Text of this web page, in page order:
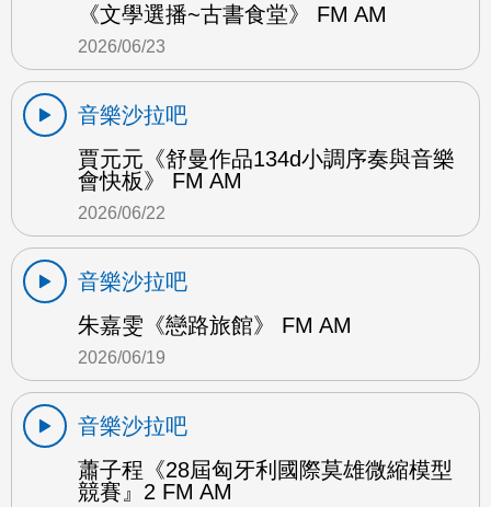
《文學選播~古書食堂》 FM AM
2026/06/23
音樂沙拉吧
賈元元《舒曼作品134d小調序奏與音樂
會快板》 FM AM
2026/06/22
音樂沙拉吧
朱嘉雯《戀路旅館》 FM AM
2026/06/19
音樂沙拉吧
蕭子程《28屆匈牙利國際莫雄微縮模型
競賽』2 FM AM